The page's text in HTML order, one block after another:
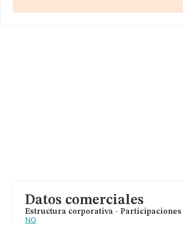
obtenido los 561 millones de euros. Como
Datos comerciales
Estructura corporativa - Participaciones
NO